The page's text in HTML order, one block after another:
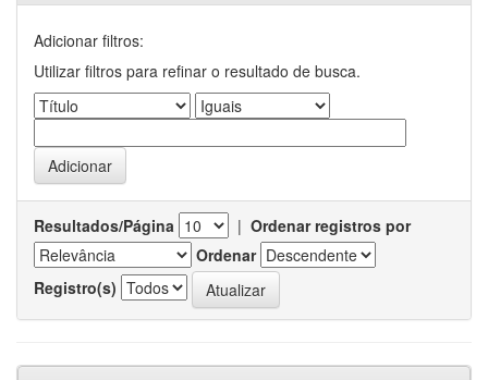
Adicionar filtros:
Utilizar filtros para refinar o resultado de busca.
Resultados/Página | Ordenar registros por
Ordenar
Registro(s)